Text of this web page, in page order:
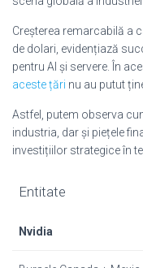
Creșterea remarcabilă a
de dolari, evidențiază
pentru AI și servere. În
aceste țări nu au putut
Astfel, putem observa
industria, dar și piețele
investițiilor strategice în
Entitate
Nvidia